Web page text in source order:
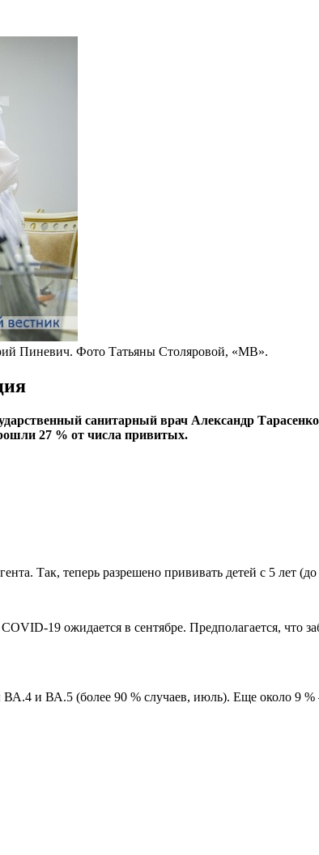
Пиневич. Фото Татьяны Столяровой, «МВ».
санитарный врач Александр
27 % от числа привитых.
Так, теперь разрешено прививать детей с 5 лет
19 ожидается в сентябре. Предполагается, что
и ВА.5 (более 90 % случаев, июль). Еще около 9